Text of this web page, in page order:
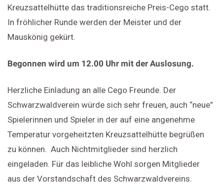
Kreuzsattelhütte das traditionsreiche Preis-Cego statt.
In fröhlicher Runde werden der Meister und der
Mauskönig gekürt.
Begonnen wird um 12.00 Uhr mit der Auslosung.
Herzliche Einladung an alle Cego Freunde. Der
Schwarzwaldverein würde sich sehr freuen, auch “neue”
Spielerinnen und Spieler in der auf eine angenehme
Temperatur vorgeheitzten Kreuzsattelhütte begrüßen
zu können. Auch Nichtmitglieder sind herzlich
eingeladen. Für das leibliche Wohl sorgen Mitglieder
aus der Vorstandschaft des Schwarzwaldvereins.